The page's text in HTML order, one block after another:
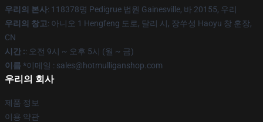
우리의 본사: 118378명 Pedigrue 법원 Gainesville, 바 20155, 우리
우리의 창고: 아니오 1 Hengfeng 도로, 달리 시, 장쑤성 Haoyu 창 훈장,
CN
시간 :: 오전 9시 ~ 오후 5시 (월 ~ 금)
이름 *이메일 : sales@hotmulliganshop.com
우리의 회사
제품 정보
이용 약관